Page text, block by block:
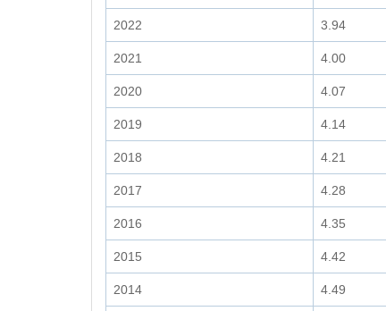
2022 3.94
2021 4.00
2020 4.07
2019 4.14
2018 4.21
2017 4.28
2016 4.35
2015 4.42
2014 4.49